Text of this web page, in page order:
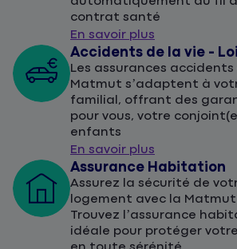
contrat santé
En savoir plus
Accidents de la vie -
Les assurances accidents
Matmut s’adaptent à
familial, offrant des
pour vous, votre
enfants
En savoir plus
Assurance Habitation
Assurez la sécurité de
logement avec la
Trouvez l’assurance
idéale pour protéger